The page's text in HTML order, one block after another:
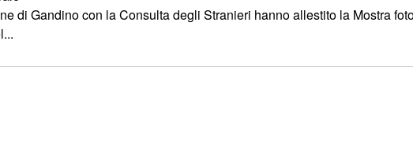
di Gandino con la Consulta degli Stranieri hanno allestito la Mostra